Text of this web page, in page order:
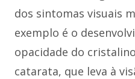
dos sintomas visuais
exemplo é o
opacidade do
catarata, que leva à